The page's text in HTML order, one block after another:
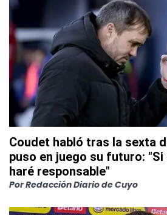
Coudet habló tras la sexta
puso en juego su futuro:
haré responsable"
PorRedacción Diario de Cuyo